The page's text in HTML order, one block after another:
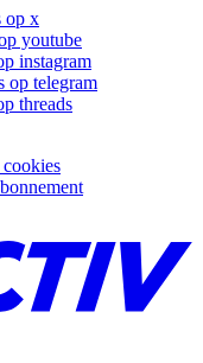
op x
youtube
instagram
op telegram
threads